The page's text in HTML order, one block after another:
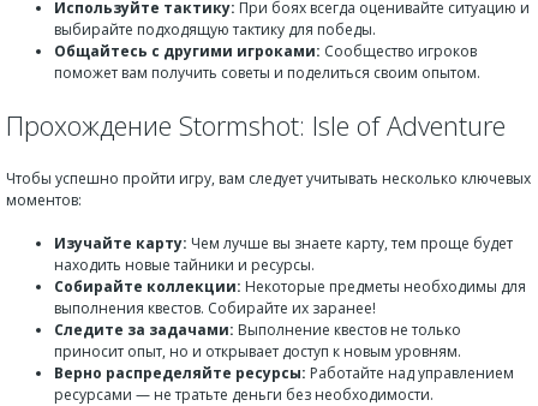
Используйте тактику: При боях всегда оценивайте ситуацию и
выбирайте подходящую тактику для победы.
Общайтесь с другими игроками: Сообщество игроков
поможет вам получить советы и поделиться своим опытом.
Прохождение Stormshot: Isle of Adventure
Чтобы успешно пройти игру, вам следует учитывать несколько ключевых
моментов:
Изучайте карту: Чем лучше вы знаете карту, тем проще будет
находить новые тайники и ресурсы.
Собирайте коллекции: Некоторые предметы необходимы для
выполнения квестов. Собирайте их заранее!
Следите за задачами: Выполнение квестов не только
приносит опыт, но и открывает доступ к новым уровням.
Верно распределяйте ресурсы: Работайте над управлением
ресурсами — не тратьте деньги без необходимости.